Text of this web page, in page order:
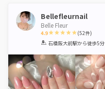
Bellefleurnail
Belle Fleur
4.9
1 2 3 4 5
(52件)
石橋阪大前駅から徒歩5分